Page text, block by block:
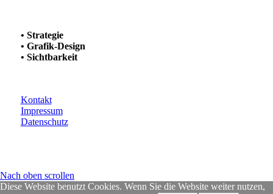
• Strategie
• Grafik-Design
• Sichtbarkeit
Kontakt
Impressum
Datenschutz
Nach oben scrollen
Diese Website benutzt Cookies. Wenn Sie die Website weiter nutzen,